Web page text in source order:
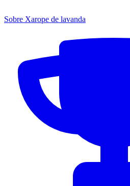
Sobre Xarope de lavanda